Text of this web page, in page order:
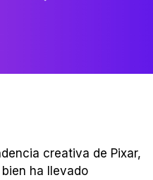
creativa de Pixar,
ha llevado